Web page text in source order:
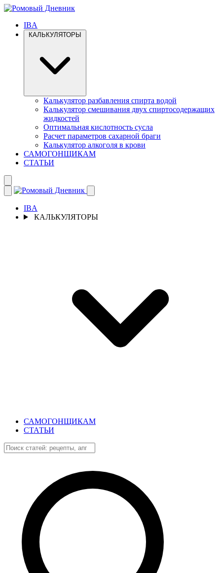
IBA
Калькулятор разбавления спирта водой
Калькулятор смешивания двух спиртосодержащих
жидкостей
Оптимальная кислотность сусла
Расчет параметров сахарной браги
Калькулятор алкоголя в крови
САМОГОНЩИКАМ
СТАТЬИ
IBA
КАЛЬКУЛЯТОРЫ
САМОГОНЩИКАМ
СТАТЬИ